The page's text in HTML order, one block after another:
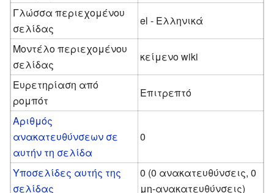
Γλώσσα περιεχομένου
σελίδας
el - Ελληνικά
Μοντέλο περιεχομένου
σελίδας
κείμενο wiki
Ευρετηρίαση από
ρομπότ
Επιτρεπτό
Αριθμός
ανακατευθύνσεων σε
αυτήν τη σελίδα
0
Υποσελίδες αυτής της
σελίδας
0 (0 ανακατευθύνσεις, 0
μη-ανακατευθύνσεις)